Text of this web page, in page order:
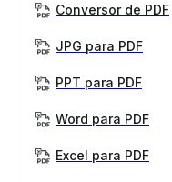
Conversor de PDF
JPG para PDF
PPT para PDF
Word para PDF
Excel para PDF